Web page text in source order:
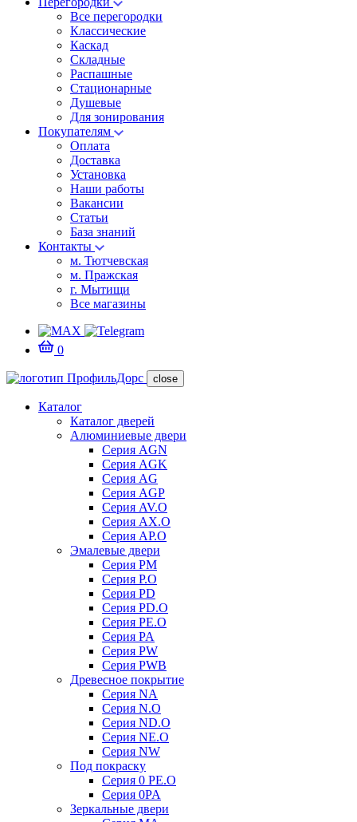
Все перегородки
Классические
Каскад
Складные
Распашные
Стационарные
Душевые
Для зонирования
Покупателям
Оплата
Доставка
Установка
Наши работы
Вакансии
Статьи
База знаний
Контакты
м. Тютчевская
м. Пражская
г. Мытищи
Все магазины
0
close
Каталог
Каталог дверей
Алюминиевые двери
Серия AGN
Серия AGK
Серия AG
Серия AGP
Серия AV.O
Серия AX.O
Серия AP.O
Эмалевые двери
Серия PM
Серия P.O
Серия PD
Серия PD.O
Серия PE.O
Серия PA
Серия PW
Серия PWB
Древесное покрытие
Серия NA
Серия N.O
Серия ND.O
Серия NE.O
Серия NW
Под покраску
Серия 0 PE.O
Серия 0PA
Зеркальные двери